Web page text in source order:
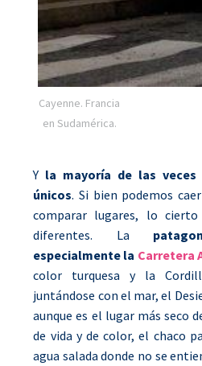
Cayenne. Francia
en Sudamérica.
Y la mayoría de las veces
únicos. Si bien podemos
comparar lugares, lo
diferentes. La
especialmente la Carretera
color turquesa y la
juntándose con el mar, el
aunque es el lugar más seco
de vida y de color, el chaco
agua salada donde no se